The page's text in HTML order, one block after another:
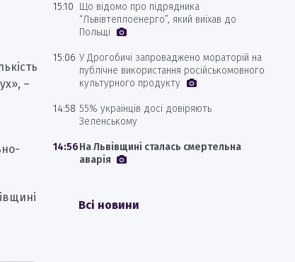
–
15:10 Що відомо про підрядника
“Львівтеплоенерго”, який виїхав до
Польщі
15:06 У Дрогобичі запроваджено мораторій на
публічне використання російськомовного
культурного продукту
14:58 55% українців досі довіряють
Зеленському
14:56На Львівщині сталась смертельна
аварія
Всі новини